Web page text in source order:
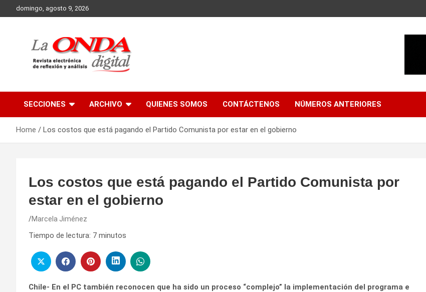
to
domingo, agosto 9, 2026
SECCIONES ARCHIVO QUIENES SOMOS CONTÁCTENOS NÚMEROS ANTERIORES
Home Los costos que está pagando el Partido Comunista por estar en el gobierno
Los costos que está pagando el Partido Comunista por
estar en el gobierno
Marcela Jiménez
Tiempo de lectura: 7 minutos
Chile- En el PC también reconocen que ha sido un proceso “complejo” la implementación del programa e